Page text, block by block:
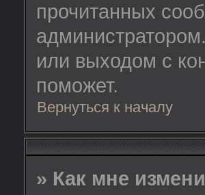
прочитанных
или выходом с
поможет.
Вернуться к началу
» Как мне